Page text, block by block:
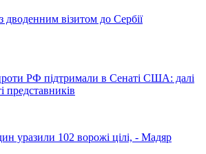
дводенним візитом до Сербії
РФ підтримали в Сенаті США: далі
представників
уразили 102 ворожі цілі, - Мадяр